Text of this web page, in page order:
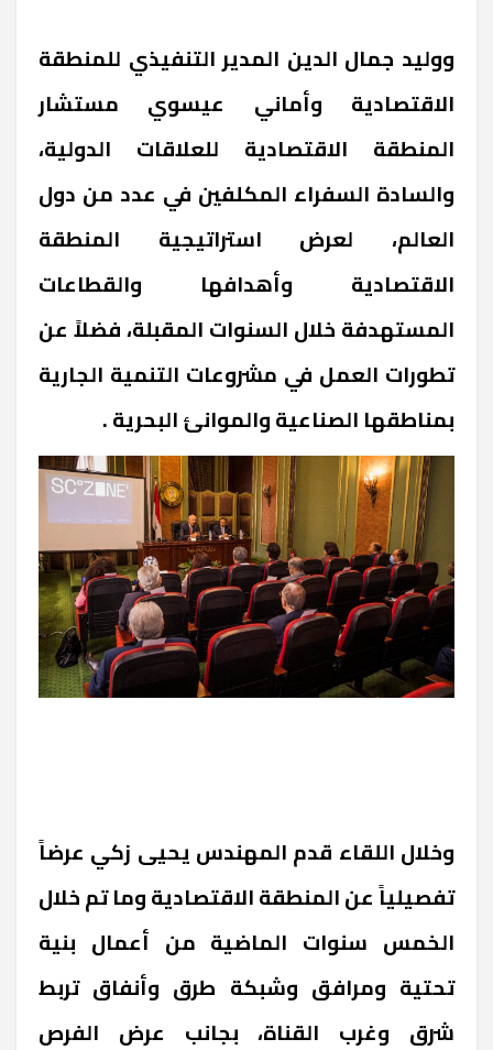
ووليد جمال الدين المدير التنفيذي للمنطقة
الاقتصادية وأماني عيسوي مستشار
المنطقة الاقتصادية للعلاقات الدولية،
والسادة السفراء المكلفين في عدد من دول
العالم، لعرض استراتيجية المنطقة
الاقتصادية وأهدافها والقطاعات
المستهدفة خلال السنوات المقبلة، فضلاً عن
تطورات العمل في مشروعات التنمية الجارية
بمناطقها الصناعية والموانئ البحرية .
وخلال اللقاء قدم المهندس يحيى زكي عرضاً
تفصيلياً عن المنطقة الاقتصادية وما تم خلال
الخمس سنوات الماضية من أعمال بنية
تحتية ومرافق وشبكة طرق وأنفاق تربط
شرق وغرب القناة، بجانب عرض الفرص